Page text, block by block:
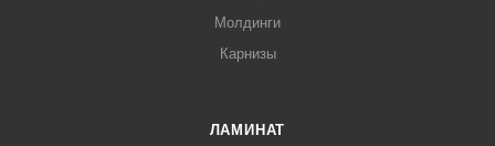
Молдинги
Карнизы
ЛАМИНАТ